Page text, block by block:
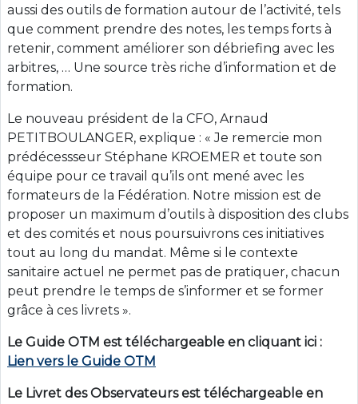
aussi des outils de formation autour de l’activité, tels
que comment prendre des notes, les temps forts à
retenir, comment améliorer son débriefing avec les
arbitres, … Une source très riche d’information et de
formation.
Le nouveau président de la CFO, Arnaud
PETITBOULANGER, explique : « Je remercie mon
prédécessseur Stéphane KROEMER et toute son
équipe pour ce travail qu’ils ont mené avec les
formateurs de la Fédération. Notre mission est de
proposer un maximum d’outils à disposition des clubs
et des comités et nous poursuivrons ces initiatives
tout au long du mandat. Même si le contexte
sanitaire actuel ne permet pas de pratiquer, chacun
peut prendre le temps de s’informer et se former
grâce à ces livrets ».
Le Guide OTM est téléchargeable en cliquant ici :
Lien vers le Guide OTM
Le Livret des Observateurs est téléchargeable en